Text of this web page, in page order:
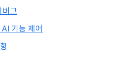
버그
기능 제어